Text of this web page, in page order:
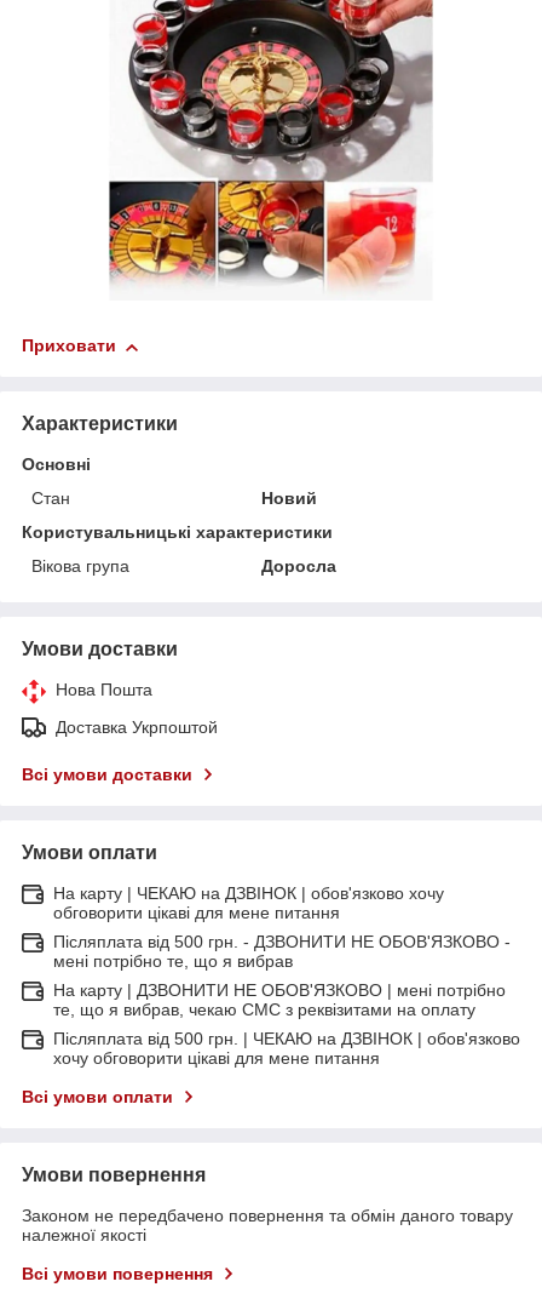
Приховати
Характеристики
Основні
Стан
Новий
Користувальницькі характеристики
Вікова група
Доросла
Умови доставки
Нова Пошта
Доставка Укрпоштой
Всі умови доставки
Умови оплати
На карту | ЧЕКАЮ на ДЗВІНОК | обов'язково хочу
обговорити цікаві для мене питання
Післяплата від 500 грн. - ДЗВОНИТИ НЕ ОБОВ'ЯЗКОВО -
мені потрібно те, що я вибрав
На карту | ДЗВОНИТИ НЕ ОБОВ'ЯЗКОВО | мені потрібно
те, що я вибрав, чекаю СМС з реквізитами на оплату
Післяплата від 500 грн. | ЧЕКАЮ на ДЗВІНОК | обов'язково
хочу обговорити цікаві для мене питання
Всі умови оплати
Умови повернення
Законом не передбачено повернення та обмін даного товару
належної якості
Всі умови повернення